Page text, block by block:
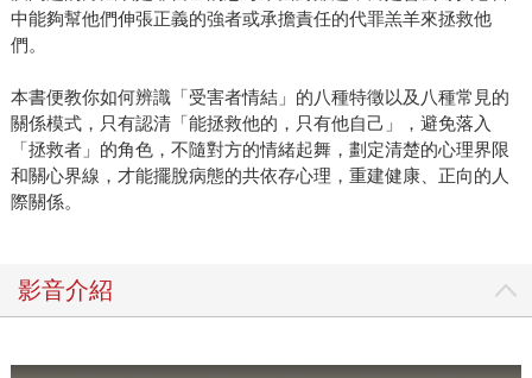
中能夠幫他們伸張正義的強者或承擔責任的代罪羔羊來拯救他
們。
本書便教你如何辨識「受害者情結」的八種特徵以及八種常見的
關係模式，只有認清「能拯救他的，只有他自己」，避免落入
「拯救者」的角色，不隨對方的情緒起舞，劃定清楚的心理界限
和關心界線，才能擺脫病態的共依存心理，重建健康、正向的人
際關係。
影音介紹